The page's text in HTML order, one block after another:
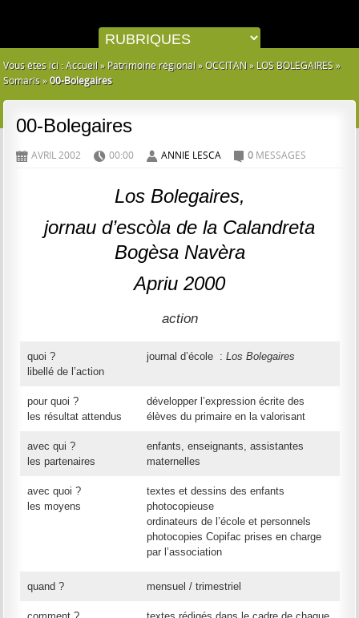
Vous êtes ici :Accueil » Patrimoine régional »OCCITAN » LOS BOLEGAIRES »
Somaris »00-Bolegaires
00-Bolegaires
D AVRIL 2002 H 00:00 A ANNIE LESCA 0 MESSAGES
Los Bolegaires,
jornau d’escòla de la Calandreta
Bogèsa Navèra
Apriu 2000
action
quoi ?
libellé de l’action
journal d’école :Los Bolegaires
pour quoi ?
les résultat attendus
développer l’expression écrite des
élèves du primaire en la valorisant
avec qui ?
les partenaires
enfants, enseignants, assistantes
maternelles
avec quoi ?
les moyens
textes et dessins des enfants
photocopieuse
ordinateurs de l’école et personnels
photocopies Copifac prises en charge
par l’association
quand ? mensuel / trimestriel